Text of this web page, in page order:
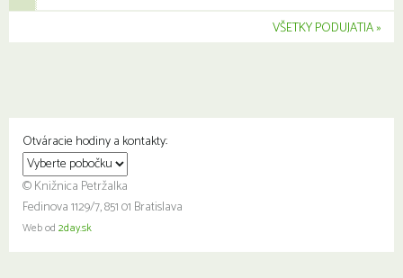
VŠETKY PODUJATIA
Otváracie hodiny a kontakty:
© Knižnica Petržalka
Fedinova 1129/7, 851 01 Bratislava
Web od 2day.sk